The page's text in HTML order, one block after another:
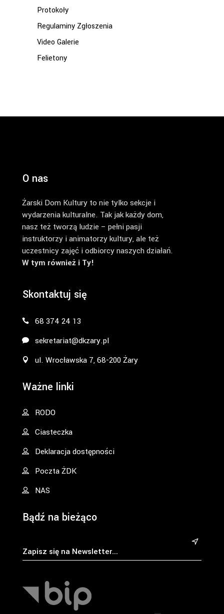
Protokoły
Regulaminy Zgłoszenia
Video Galerie
Felietony
O nas
Żarski Dom Kultury to nie tylko sekcje i
wydarzenia kulturalne. Tak jak każdy dom,
nasz też tworzą ludzie – pełni pasji
instruktorzy i animatorzy kultury, ale też
uczestnicy zajęć i odbiorcy naszych działań.
W tym również i Ty!
Skontaktuj się
68 374 24 13
sekretariat@dkzary.pl
ul. Wrocławska 7, 68-200 Żary
Ważne linki
RODO
Ciasteczka
Deklaracja dostępności
Poczta ŻDK
NAS
Bądź na bieżąco
&